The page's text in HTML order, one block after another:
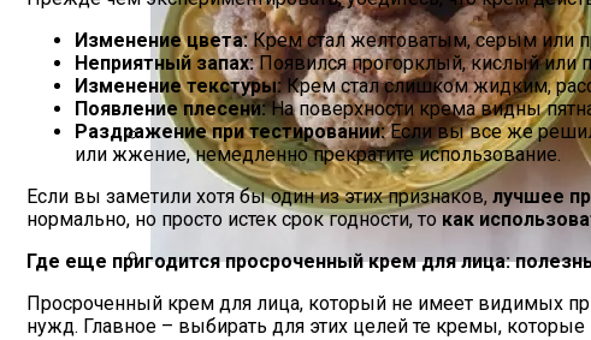
Дом С Оптимальным Распределением
Секреты Домашней Выпечки: Творожное
Изменение цвета:Крем стал желтоватым, серым или
Неприятный запах:Появился прогорклый, кислый или
Изменение текстуры:Крем стал слишком жидким,
Появление плесени:На поверхности крема видны
Раздражение при тестировании:Если вы все же
или жжение, немедленно прекратите использование.
Если вы заметили хотя бы один из этих признаков, лучшее
нормально, но просто истек срок годности, токак
Где еще пригодится просроченный крем для лица:
Просроченный крем для лица, который не имеет видимых
нужд. Главное – выбирать для этих целей те кремы,